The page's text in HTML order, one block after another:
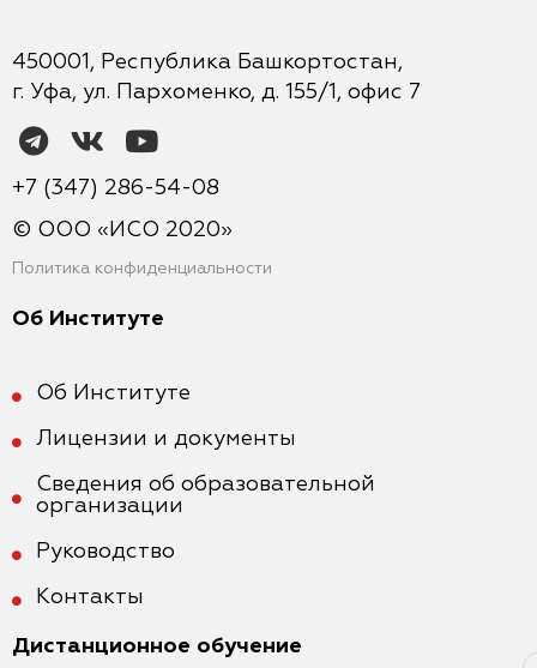
450001, Республика Башкортостан,
г. Уфа, ул. Пархоменко, д. 155/1, офис 7
+7 (347) 286-54-08
© ООО «ИСО 2020»
Политика конфиденциальности
Об Институте
Об Институте
Лицензии и документы
Сведения об образовательной
организации
Руководство
Контакты
Дистанционное обучение